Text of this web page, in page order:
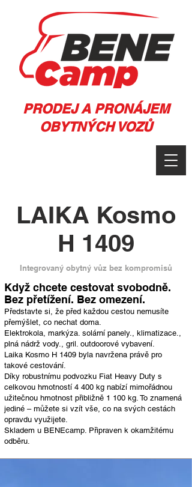
PRODEJ A PRONÁJEM
OBYTNÝCH VOZŮ
LAIKA Kosmo
H 1409
Integrovaný obytný vůz bez kompromisů
Když chcete cestovat svobodně.
Bez přetížení. Bez omezení.
Představte si, že před každou cestou nemusíte
přemýšlet, co nechat doma.
Elektrokola, markýza. solární panely., klimatizace.,
plná nádrž vody., gril. outdoorové vybavení.
Laika Kosmo H 1409 byla navržena právě pro
takové cestování.
Díky robustnímu podvozku Fiat Heavy Duty s
celkovou hmotností 4 400 kg nabízí mimořádnou
užitečnou hmotnost přibližně 1 100 kg. To znamená
jediné – můžete si vzít vše, co na svých cestách
opravdu využijete.
Skladem u BENEcamp. Připraven k okamžitému
odběru.